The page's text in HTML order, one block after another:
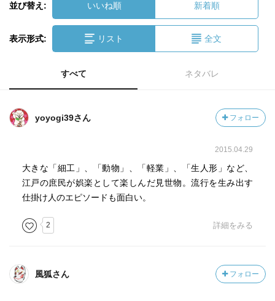
並び替え: いいね順 新着順
表示形式: リスト 全文
すべて ネタバレ
yoyogi39さん フォロー
2015.04.29
大きな「細工」、「動物」、「軽業」、「生人形」など、
江戸の庶民が娯楽として楽しんだ見世物。流行を生み出す
仕掛け人のエピソードも面白い。
2 詳細をみる
風狐さん フォロー